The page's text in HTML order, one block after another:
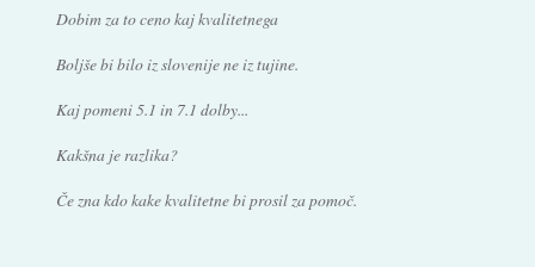
Dobim za to ceno kaj kvalitetnega
Boljše bi bilo iz slovenije ne iz tujine.
Kaj pomeni 5.1 in 7.1 dolby...
Kakšna je razlika?
Če zna kdo kake kvalitetne bi prosil za pomoč.